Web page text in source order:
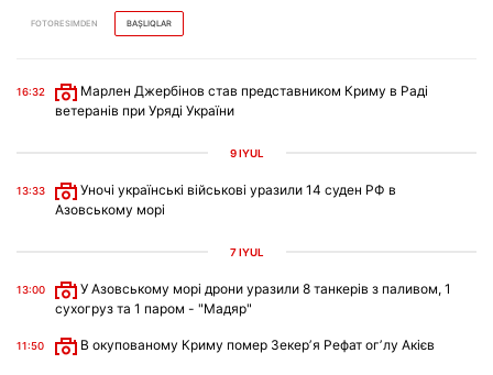
FOTORESIMDEN BAŞLIQLAR
16:32
Марлен Джербінов став представником Криму в Раді
ветеранів при Уряді України
9 IYÜL
13:33
Уночі українські військові уразили 14 суден РФ в
Азовському морі
7 IYÜL
13:00
У Азовському морі дрони уразили 8 танкерів з паливом, 1
сухогруз та 1 паром - "Мадяр"
11:50 В окупованому Криму помер Зекерʼя Рефат огʼлу Акієв